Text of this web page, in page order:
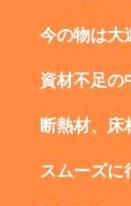
今の物は大
資材不足の
断熱材、床
スムーズに